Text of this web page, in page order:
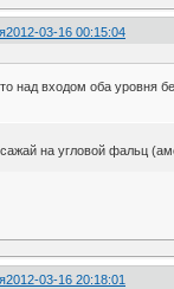
2012-03-16 00:15:04
над входом оба уровня
на угловой фальц
2012-03-16 20:18:01